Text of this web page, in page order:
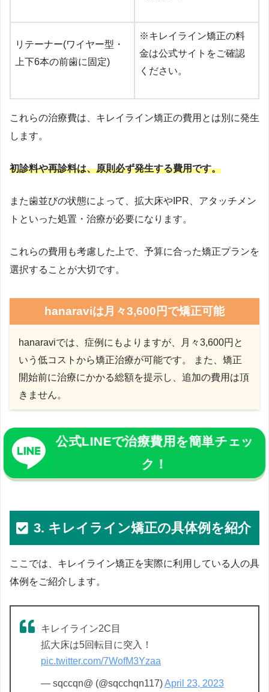
リテーナー(ワイヤー型・
上下6本の前歯に固定)
※キレイライン矯正の料
金は公式サイトをご確認
ください。
これらの治療費は、キレイライン矯正の費用とは別に発生
します。
初診料や再診料は、原則必ず発生する費用です。
また歯並びの状態によって、拡大床やIPR、アタッチメン
トといった処置・治療が必要になります。
これらの費用も考慮した上で、予算に合った矯正プランを
選択することが大切です。
hanaraviは月々3,600円で矯正可能
hanaraviでは、症例にもよりますが、月々3,600円と
いう低コストから矯正治療が可能です。 また、矯正
開始前に治療にかかる総額を提示し、追加の費用は頂
きません。
公式LINEで治療費用を簡単チェッ
ク！
3. キレイライン矯正の具体例を紹介
ここでは、キレイライン矯正を実際に利用している人の具
体例をご紹介します。
キレイライン2C目
拡大床は5回転目に突入！
pic.twitter.com/7WofM3Yzaa
— sqccqn@ (@sqcchqn117)April 23, 2023